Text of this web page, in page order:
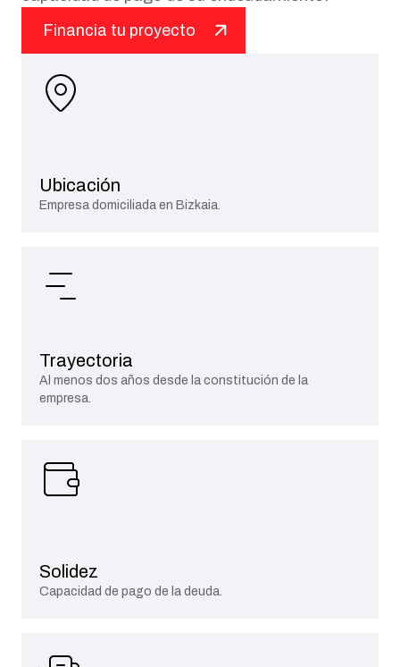
Financia tu proyecto
Ubicación
Empresa domiciliada en Bizkaia.
Trayectoria
Al menos dos años desde la constitución de la
empresa.
Solidez
Capacidad de pago de la deuda.